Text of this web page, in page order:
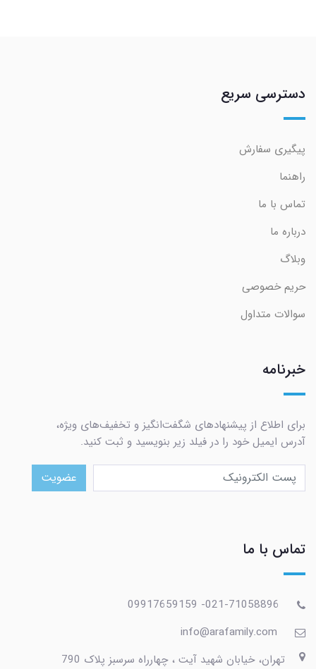
دسترسی سریع
پیگیری سفارش
راهنما
تماس با ما
درباره ما
وبلاگ
حریم خصوصی
سوالات متداول
خبرنامه
برای اطلاع از پیشنهادهای شگفت‌انگیز و تخفیف‌های ویژه،
آدرس ایمیل خود را در فیلد زیر بنویسید و ثبت کنید.
عضویت
تماس با ما
تهران، خیابان شهید آیت ، چهارراه سرسبز پلاک 790